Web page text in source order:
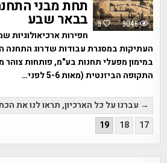
9 9046
תחת מבני
בבאר שבע
חפירות ארכיאולוגיות
העתיקות במסגרת עבודות שדרוג התחנה
במימון מפעלי תחנות בע"מ, פותחות
התקופה הביזנטית (מאות 5-6 לפני…
Posts
pagination
→ עברנו על כל הארכיון, תראו לנו את
17
18
19